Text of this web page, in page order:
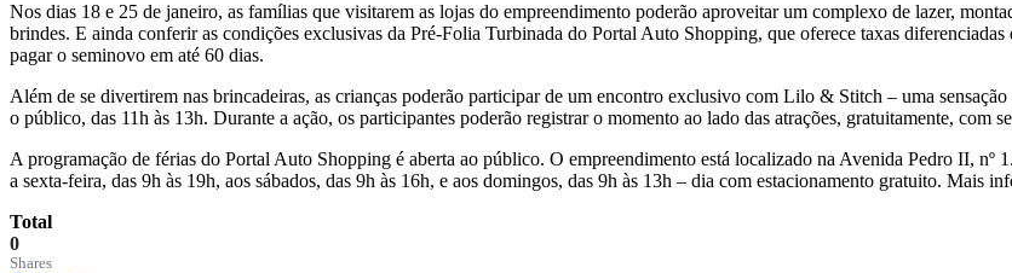
Nos dias 18 e 25 de janeiro, as famílias que visitarem as lojas do empreendimento poderão aproveitar um complexo de lazer,
brindes. E ainda conferir as condições exclusivas da Pré-Folia Turbinada do Portal Auto Shopping, que oferece taxas
pagar o seminovo em até 60 dias.
Além de se divertirem nas brincadeiras, as crianças poderão participar de um encontro exclusivo com Lilo & Stitch – uma
o público, das 11h às 13h. Durante a ação, os participantes poderão registrar o momento ao lado das atrações, gratuitamente, com
A programação de férias do Portal Auto Shopping é aberta ao público. O empreendimento está localizado na Avenida Pedro II,
a sexta-feira, das 9h às 19h, aos sábados, das 9h às 16h, e aos domingos, das 9h às 13h – dia com estacionamento gratuito. Mais
Total
0
Shares